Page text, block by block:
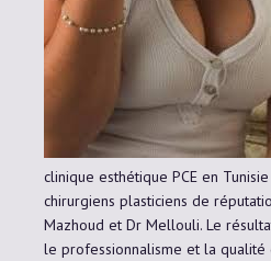
clinique esthétique PCE en
chirurgiens plasticiens de
Mazhoud et Dr Mellouli. Le
le professionnalisme et la qualité